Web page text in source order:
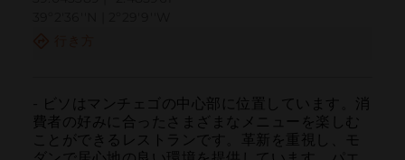
- ビソはマンチェゴの中心部に位置しています。消
費者の好みに合ったさまざまなメニューを楽しむ
ことができるレストランです。革新を重視し、モ